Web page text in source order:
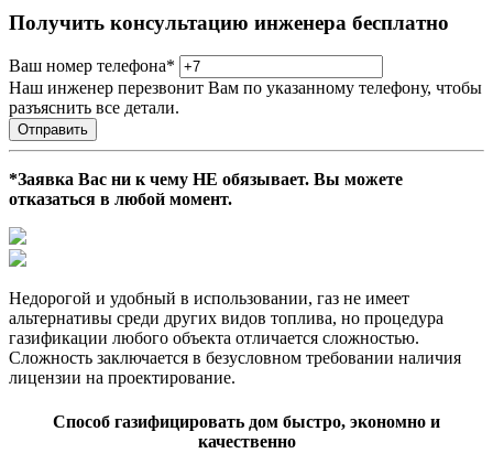
Получить консультацию инженера бесплатно
Ваш номер телефона*
Наш инженер перезвонит Вам по указанному телефону, чтобы
разъяснить все детали.
Отправить
*Заявка Вас ни к чему НЕ обязывает. Вы можете
отказаться в любой момент.
Недорогой и удобный в использовании, газ не имеет
альтернативы среди других видов топлива, но процедура
газификации любого объекта отличается сложностью.
Сложность заключается в безусловном требовании наличия
лицензии на проектирование.
Способ газифицировать дом быстро, экономно и
качественно